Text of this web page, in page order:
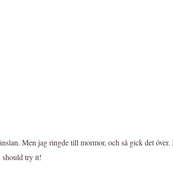
Men jag ringde till mormor, och så gick det
should try it!